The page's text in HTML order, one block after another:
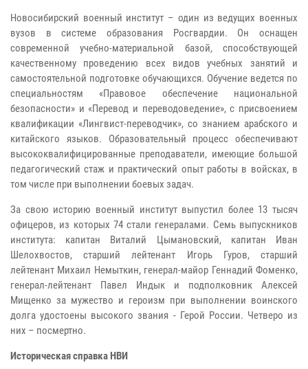
Новосибирский военный институт – один из ведущих военных
вузов в системе образования Росгвардии. Он оснащен
современной учебно-материальной базой, способствующей
качественному проведению всех видов учебных занятий и
самостоятельной подготовке обучающихся. Обучение ведется по
специальностям «Правовое обеспечение национальной
безопасности» и «Перевод и переводоведение», с присвоением
квалификации «Лингвист-переводчик», со знанием арабского и
китайского языков. Образовательный процесс обеспечивают
высококвалифицированные преподаватели, имеющие большой
педагогический стаж и практический опыт работы в войсках, в
том числе при выполнении боевых задач.
За свою историю военный институт выпустил более 13 тысяч
офицеров, из которых 74 стали генералами. Семь выпускников
института: капитан Виталий Цымановский, капитан Иван
Шелохвостов, старший лейтенант Игорь Гуров, старший
лейтенант Михаил Немыткин, генерал-майор Геннадий Фоменко,
генерал-лейтенант Павел Индык и подполковник Алексей
Мищенко за мужество и героизм при выполнении воинского
долга удостоены высокого звания - Герой России. Четверо из
них – посмертно.
Историческая справка НВИ